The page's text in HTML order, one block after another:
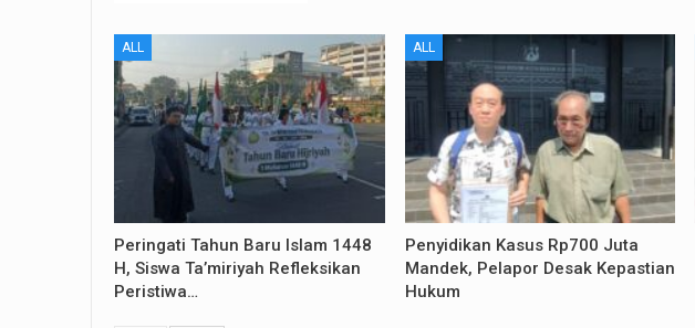
ALL
Peringati Tahun Baru Islam 1448
H, Siswa Ta’miriyah Refleksikan
Peristiwa…
ALL
Penyidikan Kasus Rp700 Juta
Mandek, Pelapor Desak Kepastian
Hukum